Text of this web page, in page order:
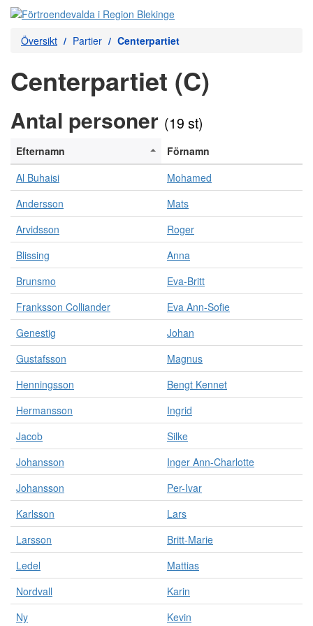
Översikt Partier Centerpartiet
Centerpartiet (C)
Antal personer (19 st)
Efternamn
Förnamn
Al Buhaisi
Mohamed
Andersson
Mats
Arvidsson
Roger
Blissing
Anna
Brunsmo
Eva-Britt
Franksson Colliander
Eva Ann-Sofie
Genestig
Johan
Gustafsson
Magnus
Henningsson
Bengt Kennet
Hermansson
Ingrid
Jacob
Silke
Johansson
Inger Ann-Charlotte
Johansson
Per-Ivar
Karlsson
Lars
Larsson
Britt-Marie
Ledel
Mattias
Nordvall
Karin
Ny
Kevin